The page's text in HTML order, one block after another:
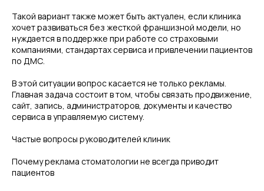
Такой вариант также может быть актуален, если клиника
хочет развиваться без жесткой франшизной модели, но
нуждается в поддержке при работе со страховыми
компаниями, стандартах сервиса и привлечении пациентов
по ДМС.
В этой ситуации вопрос касается не только рекламы.
Главная задача состоит в том, чтобы связать продвижение,
сайт, запись, администраторов, документы и качество
сервиса в управляемую систему.
Частые вопросы руководителей клиник
Почему реклама стоматологии не всегда приводит
пациентов